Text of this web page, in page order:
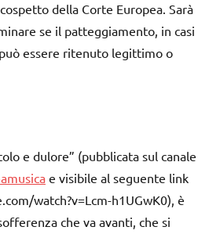
della Corte Europea. Sarà
se il patteggiamento, in casi
essere ritenuto legittimo o
e dulore” (pubblicata sul canale
e visibile al seguente link
watch?v=Lcm-h1UGwK0), è
che va avanti, che si